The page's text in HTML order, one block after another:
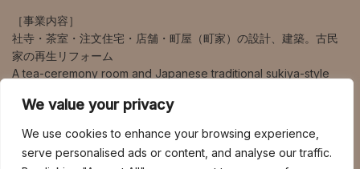
We value your privacy
We use cookies to enhance your browsing experience,
serve personalised ads or content, and analyse our traffic.
［事業内容］
社寺・茶室・注文住宅・店舗・町屋（町家）の設計、建築。古民
家の再生リフォーム
A tea-ceremony room and Japanese traditional sukiya-style
営業エリアは、京都、大阪、兵庫、奈良、滋賀を中心に、海外、
東京、九州など幅広く対応しています。